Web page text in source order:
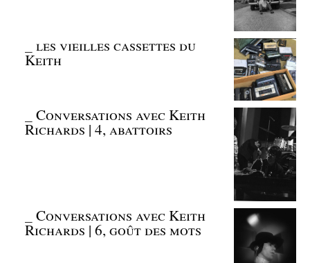
_les vieilles cassettes du
Keith
_Conversations avec Keith
Richards | 4, abattoirs
_Conversations avec Keith
Richards | 6, goût des mots